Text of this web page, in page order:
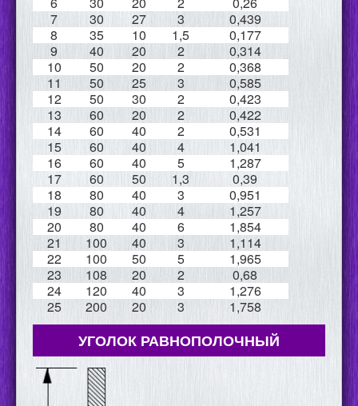
7
30 27 3
0,439
8
35 10 1,5
0,177
9
40 20 2
0,314
10
50 20 2
0,368
11
50 25 3
0,585
12
50 30 2
0,423
13
60 20 2
0,422
14
60 40 2
0,531
15
60 40 4
1,041
16
60 40 5
1,287
17
60 50 1,3
0,39
18
80 40 3
0,951
19
80 40 4
1,257
20
80 40 6
1,854
21
100 40 3
1,114
22
100 50 5
1,965
23
108 20 2
0,68
24
120 40 3
1,276
25
200 20 3 1,758
УГОЛОК РАВНОПОЛОЧНЫЙ